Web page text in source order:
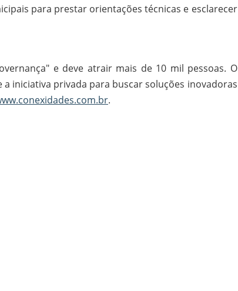
para prestar orientações técnicas e esclarecer
e deve atrair mais de 10 mil pessoas. O
iniciativa privada para buscar soluções inovadoras
.